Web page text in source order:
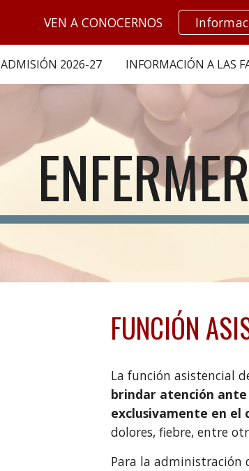
Skip to main content
VEN A CONOCERNOS
ADMISIÓN 2026-27
FUNCIÓN
La función asistencial
brindar atención
exclusivamente en el
dolores, fiebre, entre
Para la administración